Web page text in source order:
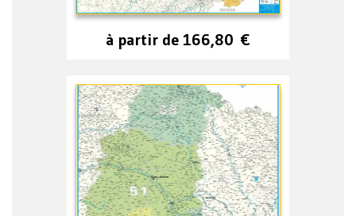
à partir de 166,80 €